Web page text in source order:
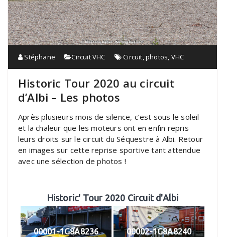
Stéphane Circuit VHC Circuit,photos, VHC
Historic Tour 2020 au circuit
d’Albi – Les photos
Après plusieurs mois de silence, c’est sous le soleil
et la chaleur que les moteurs ont en enfin repris
leurs droits sur le circuit du Séquestre à Albi. Retour
en images sur cette reprise sportive tant attendue
avec une sélection de photos !
Historic' Tour 2020 Circuit d'Albi
00001-1G8A8236 00002-1G8A8240